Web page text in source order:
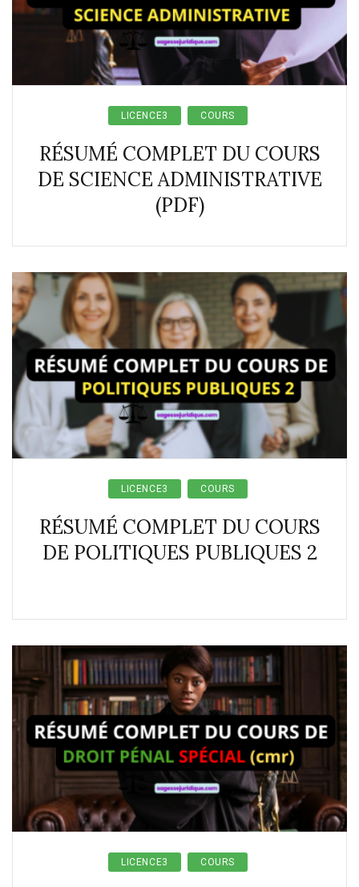
LICENCE3 COURS
RÉSUMÉ COMPLET DU COURS
DE SCIENCE ADMINISTRATIVE
(PDF)
LICENCE3 COURS
RÉSUMÉ COMPLET DU COURS
DE POLITIQUES PUBLIQUES 2
LICENCE3 COURS